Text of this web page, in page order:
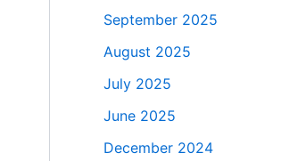
September 2025
August 2025
July 2025
June 2025
December 2024